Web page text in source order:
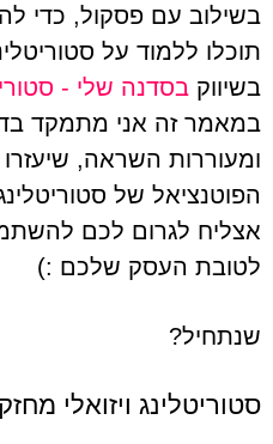
בשילוב עם פסקול, כדי
תוכלו ללמוד על
בשיווק בסדנה שלי -
במאמר זה אני מתמקד
ומעוררות השראה,
הפוטנציאל של סטוריטלינג
אצליח לגרום לכם
לטובת העסק שלכם :)
שנתחיל?
סטוריטלינג ויזואלי